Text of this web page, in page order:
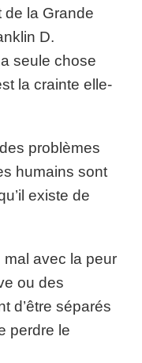
de la Grande
D.
seule chose
la crainte elle-
problèmes
humains sont
existe de
avec la peur
ou des
d’être séparés
perdre le